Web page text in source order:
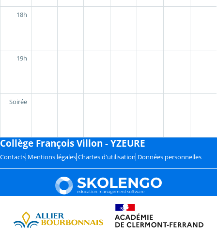
18h
19h
Soirée
Collège François Villon - YZEURE
Contacts Mentions légales Chartes d'utilisation Données personnelles